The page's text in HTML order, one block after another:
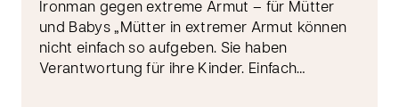
Ironman gegen extreme Armut – für Mütter
und Babys „Mütter in extremer Armut können
nicht einfach so aufgeben. Sie haben
Verantwortung für ihre Kinder. Einfach…